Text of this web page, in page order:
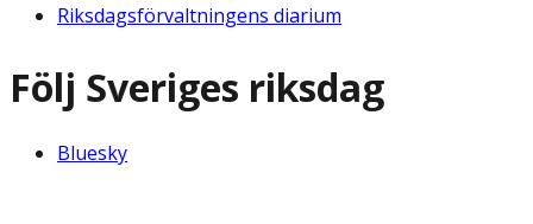
Riksdagsförvaltningens diarium
Följ Sveriges riksdag
Bluesky